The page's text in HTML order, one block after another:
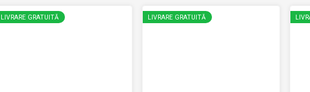
LIVRARE GRATUITĂ LIVRARE GRATUITĂ